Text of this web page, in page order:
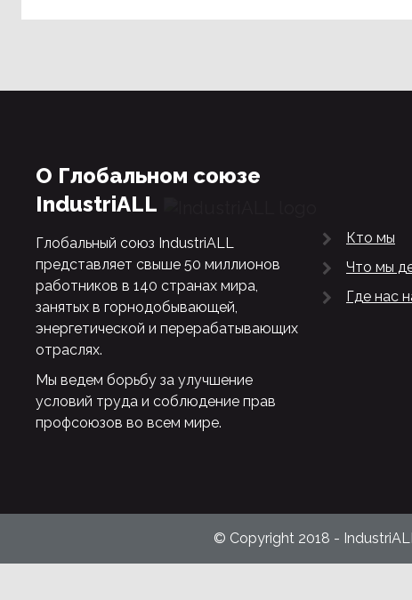
О Глобальном союзе
IndustriALL
Глобальный союз IndustriALL
представляет свыше 50 миллионов
работников в 140 странах мира,
занятых в горнодобывающей,
энергетической и перерабатывающих
отраслях.
Мы ведем борьбу за улучшение
условий труда и соблюдение прав
профсоюзов во всем мире.
Кто мы
Что мы
Где нас
© Copyright 2018 -